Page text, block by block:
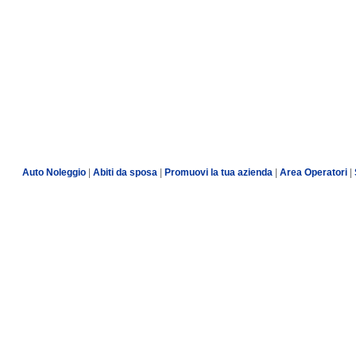
Auto Noleggio Abiti da sposa Promuovi la tua azienda Area Operatori